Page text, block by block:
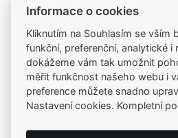
SRDCE
Informace o cookies
Kliknutím na Souhlasím se vším
funkční, preferenční, analytické i
dokážeme vám tak umožnit
měřit funkčnost našeho webu i
preference můžete snadno
Nastavení cookies. Kompletní